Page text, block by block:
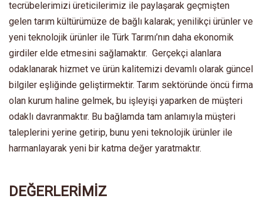
tecrübelerimizi üreticilerimiz ile paylaşarak geçmişten
gelen tarım kültürümüze de bağlı kalarak; yenilikçi ürünler ve
yeni teknolojik ürünler ile Türk Tarımı’nın daha ekonomik
girdiler elde etmesini sağlamaktır. Gerçekçi alanlara
odaklanarak hizmet ve ürün kalitemizi devamlı olarak güncel
bilgiler eşliğinde geliştirmektir. Tarım sektöründe öncü firma
olan kurum haline gelmek, bu işleyişi yaparken de müşteri
odaklı davranmaktır. Bu bağlamda tam anlamıyla müşteri
taleplerini yerine getirip, bunu yeni teknolojik ürünler ile
harmanlayarak yeni bir katma değer yaratmaktır.
DEĞERLERİMİZ